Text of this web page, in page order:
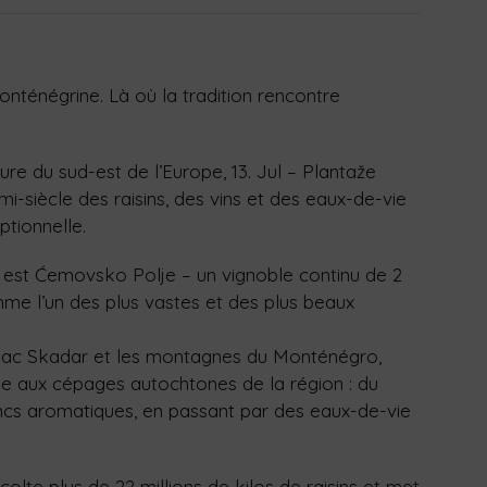
Là où la tradition rencontre
du sud-est de l’Europe, 13. Jul – Plantaže
siècle des raisins, des vins et des eaux-de-vie
Ćemovsko Polje – un vignoble continu de 2
l’un des plus vastes et des plus beaux
Skadar et les montagnes du Monténégro,
aux cépages autochtones de la région : du
aromatiques, en passant par des eaux-de-vie